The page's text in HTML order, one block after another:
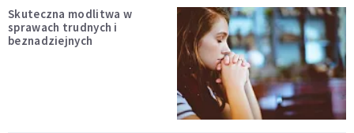
Skuteczna modlitwa w
sprawach trudnych i
beznadziejnych